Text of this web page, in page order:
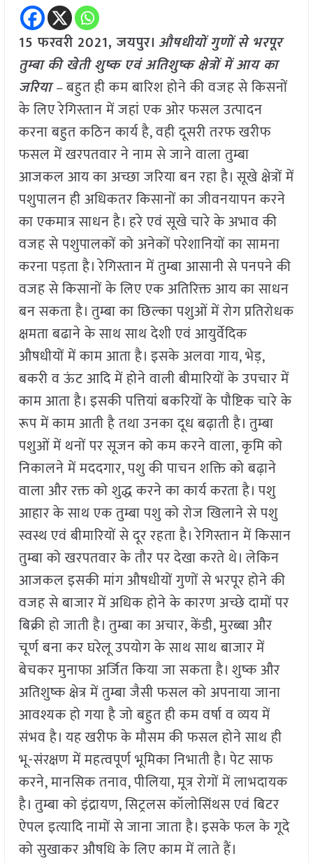
15 फरवरी 2021, जयपुर। औषधीयों गुणों से भरपूर
तुम्बा की खेती शुष्क एवं अतिशुष्क क्षेत्रों में आय का
जरिया–बहुत ही कम बारिश होने की वजह से किसनों
के लिए रेगिस्तान में जहां एक ओर फसल उत्पादन
करना बहुत कठिन कार्य है, वही दूसरी तरफ खरीफ
फसल में खरपतवार ने नाम से जाने वाला तुम्बा
आजकल आय का अच्छा जरिया बन रहा है। सूखे क्षेत्रों में
पशुपालन ही अधिकतर किसानों का जीवनयापन करने
का एकमात्र साधन है। हरे एवं सूखे चारे के अभाव की
वजह से पशुपालकों को अनेकों परेशानियों का सामना
करना पड़ता है। रेगिस्तान में तुम्बा आसानी से पनपने की
वजह से किसानों के लिए एक अतिरिक्त आय का साधन
बन सकता है। तुम्बा का छिल्का पशुओं में रोग प्रतिरोधक
क्षमता बढाने के साथ साथ देशी एवं आयुर्वेदिक
औषधीयों में काम आता है। इसके अलवा गाय, भेड़,
बकरी व ऊंट आदि में होने वाली बीमारियों के उपचार में
काम आता है। इसकी पत्तियां बकरियों के पौष्टिक चारे के
रूप में काम आती है तथा उनका दूध बढ़ाती है। तुम्बा
पशुओं में थनों पर सूजन को कम करने वाला, कृमि को
निकालने में मददगार, पशु की पाचन शक्ति को बढ़ाने
वाला और रक्त को शुद्ध करने का कार्य करता है। पशु
आहार के साथ एक तुम्बा पशु को रोज खिलाने से पशु
स्वस्थ एवं बीमारियों से दूर रहता है। रेगिस्तान में किसान
तुम्बा को खरपतवार के तौर पर देखा करते थे। लेकिन
आजकल इसकी मांग औषधीयों गुणों से भरपूर होने की
वजह से बाजार में अधिक होने के कारण अच्छे दामों पर
बिक्री हो जाती है। तुम्बा का अचार, केंडी, मुरब्बा और
चूर्ण बना कर घरेलू उपयोग के साथ साथ बाजार में
बेचकर मुनाफा अर्जित किया जा सकता है। शुष्क और
अतिशुष्क क्षेत्र में तुम्बा जैसी फसल को अपनाया जाना
आवश्यक हो गया है जो बहुत ही कम वर्षा व व्यय में
संभव है। यह खरीफ के मौसम की फसल होने साथ ही
भू-संरक्षण में महत्वपूर्ण भूमिका निभाती है। पेट साफ
करने, मानसिक तनाव, पीलिया, मूत्र रोगों में लाभदायक
है। तुम्बा को इंद्रायण, सिट्रलस कॉलोसिंथस एवं बिटर
ऐपल इत्यादि नामों से जाना जाता है। इसके फल के गूदे
को सुखाकर औषधि के लिए काम में लाते हैं।